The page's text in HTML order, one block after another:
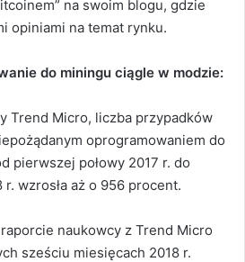
na swoim blogu, gdzie
opiniami na temat rynku.
do miningu ciągle w modzie:
Trend Micro, liczba przypadków
oprogramowaniem do
pierwszej połowy 2017 r. do
wzrosła aż o 956 procent.
naukowcy z Trend Micro
sześciu miesięcach 2018 r.